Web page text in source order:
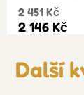
2 451 Kč
2 146 Kč
Další